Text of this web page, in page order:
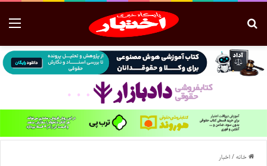
خانه/اخبار